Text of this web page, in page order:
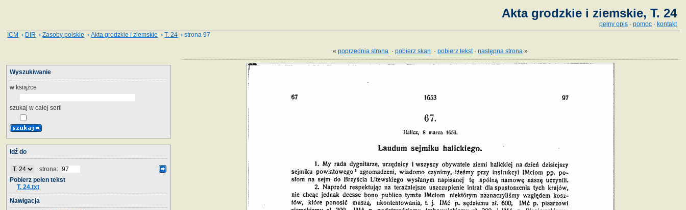
Akta grodzkie i ziemskie, T. 24
pełny opis · pomoc · kontakt
ICM › DIR ›Zasoby polskie ›Akta grodzkie i ziemskie ›T. 24 › strona 97
«poprzednia strona ·pobierz skan ·pobierz tekst·następna strona »
Wyszukiwanie
w książce
szukaj w całej serii
Idź do
strona:
Pobierz pełen tekst
T. 24.txt
Nawigacja